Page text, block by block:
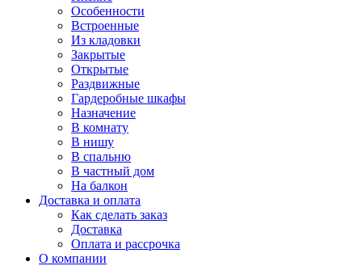
Особенности
Встроенные
Из кладовки
Закрытые
Открытые
Раздвижные
Гардеробные шкафы
Назначение
В комнату
В нишу
В спальню
В частный дом
На балкон
Доставка и оплата
Как сделать заказ
Доставка
Оплата и рассрочка
О компании